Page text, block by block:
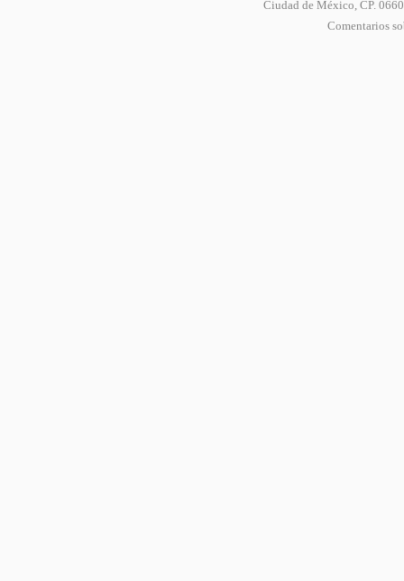
Ciudad de México, CP.
Comentarios